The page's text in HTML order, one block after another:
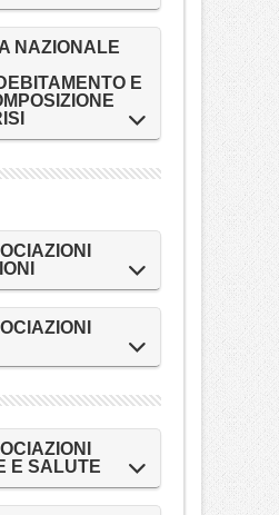
NAZIONALE
E
E SALUTE